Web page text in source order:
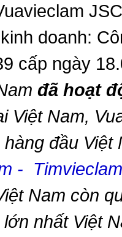
doanh:
cấp ngày
đã hoạt
Việt Nam,
đầu Việt
-
Nam còn
nhất Việt